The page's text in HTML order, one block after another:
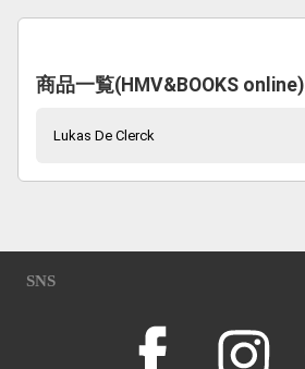
商品一覧(HMV&BOOKS online)
Lukas De Clerck
SNS